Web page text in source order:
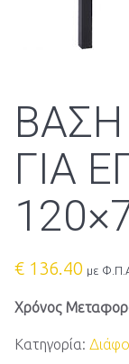
ΓΙΑ
€ 136.40 με
Χρόνος
Κατηγορία: